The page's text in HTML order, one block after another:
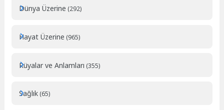
Dünya Üzerine (292)
Hayat Üzerine (965)
Rüyalar ve Anlamları (355)
Sağlık (65)